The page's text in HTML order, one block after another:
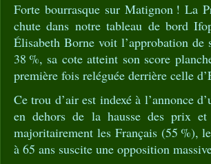
Forte bourrasque sur Matignon ! La
chute dans notre tableau de bord
Élisabeth Borne voit l’approbation
38 %, sa cote atteint son score
première fois reléguée derrière celle
Ce trou d’air est indexé à l’annonce
en dehors de la hausse des prix
majoritairement les Français (55 %),
à 65 ans suscite une opposition